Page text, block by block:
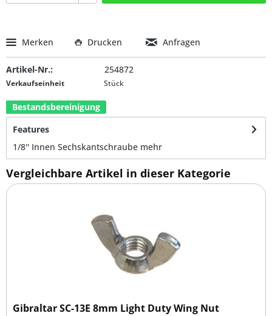
Merken Drucken Anfragen
Artikel-Nr.: 254872
Verkaufseinheit Stück
Bestandsbereinigung
Features
1/8'' Innen Sechskantschraube mehr
Vergleichbare Artikel in dieser Kategorie
Gibraltar SC-13E 8mm Light Duty Wing Nut